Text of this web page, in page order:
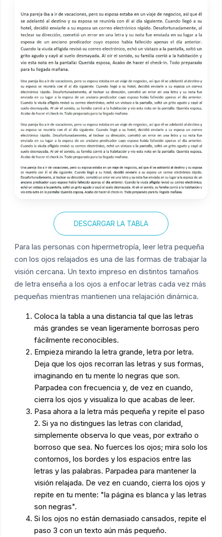
DESCARGAR LA TABLA
Para las personas con hipermetropía, leer letra pequeña
con los ojos relajados es una de las formas de trabajar la
visión cercana. Un texto impreso en distintos tamaños
de letra enseña a los ojos a enfocar letras cada vez más
pequeñas mientras mantienen una relajación dinámica.
Coloca la tabla a una distancia tal que las letras
más grandes se vean ligeramente borrosas pero
fácilmente reconocibles.
Empieza mirando la letra grande, letra por letra.
Deja que los ojos recorran las letras y sus formas,
imaginando en tu mente lo negras que son.
Parpadea con frecuencia y, de vez en cuando,
cierra los ojos y visualiza lo que acabas de leer.
Pasa ahora a la letra más pequeña y repite el paso
2. Si ya no distingues las letras con claridad,
simplemente observa lo que veas, por extraño o
borroso que sea. No fuerces los ojos; mira solo los
contornos, los bordes y los espacios entre las
letras y las palabras. Parpadea para mantener la
visión relajada. De vez en cuando, cierra los ojos y
repite en tu mente: "la página es blanca y las letras
son negras".
Si los ojos no están demasiado cansados, repite el
paso 3 con un texto aún más pequeño.